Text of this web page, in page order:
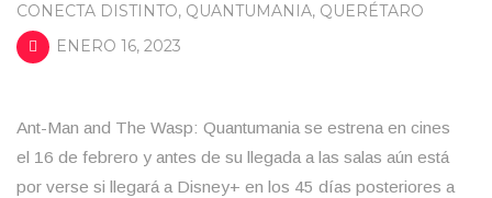
CONECTA DISTINTO, QUANTUMANIA, QUERÉTARO
ENERO 16, 2023
Ant-Man and The Wasp: Quantumania se estrena en cines
el 16 de febrero y antes de su llegada a las salas aún está
por verse si llegará a Disney+ en los 45 días posteriores a